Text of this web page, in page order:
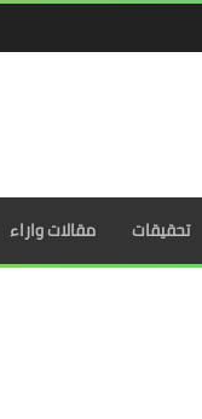
تحقيقات مقالات واراء